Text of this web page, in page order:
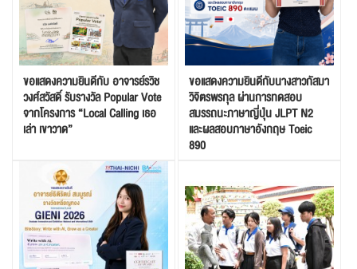
ขอแสดงความยินดีกับ อาจารย์รวิช
วงศ์สวัสดิ์ รับรางวัล Popular Vote
จากโครงการ “Local Calling เธอ
เล่า เขาวาด”
ขอแสดงความยินดีกับนางสาวกัสมา
วิจิตรพรกุล ผ่านการทดสอบ
สมรรถนะภาษาญี่ปุ่น JLPT N2
และผลสอบภาษาอังกฤษ Toeic
890